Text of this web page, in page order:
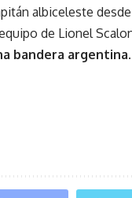
albiceleste
de Lionel
bandera argentina.